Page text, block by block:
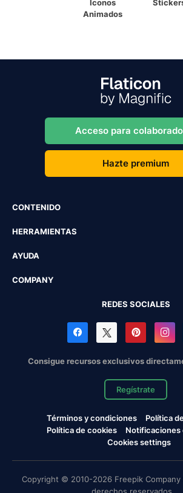
Iconos
Animados
Acceso para
Hazte premium
CONTENIDO
HERRAMIENTAS
AYUDA
COMPANY
REDES SOCIALES
Consigue recursos exclusivos
Regístrate
Términos y condiciones
Política
Política de cookies
Notificaciones
Cookies settings
Copyright © 2010-2026 Freepik Company